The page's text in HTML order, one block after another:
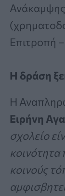
Ανάκαμψης
Επιτροπή
Η δράση
Η
Ειρήνη
σχολείο
κοινότητα
κοινούς